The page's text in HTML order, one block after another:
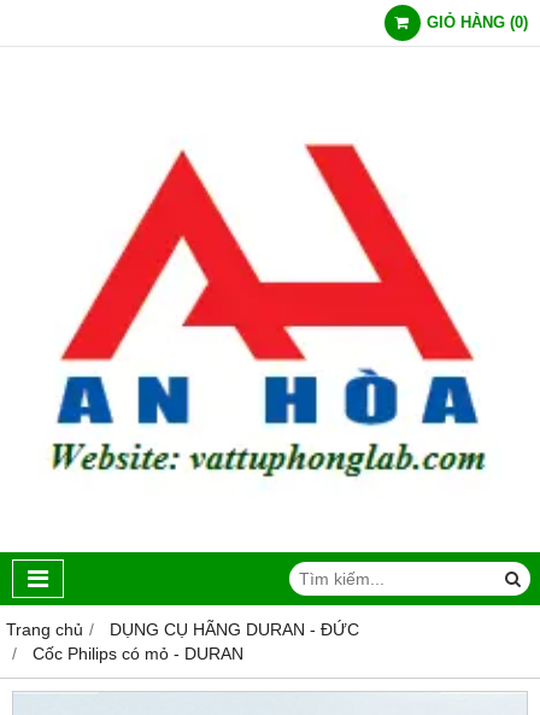
GIỎ HÀNG (0)
Trang chủ
DỤNG CỤ HÃNG DURAN - ĐỨC
Cốc Philips có mỏ - DURAN